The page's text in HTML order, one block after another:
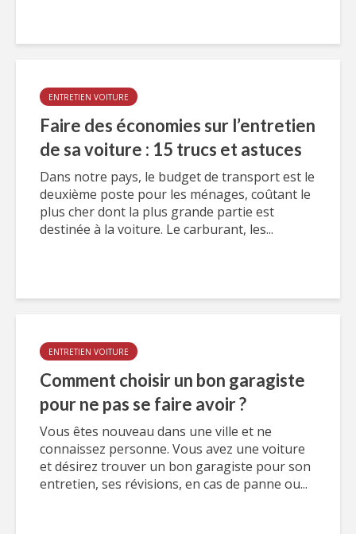
ENTRETIEN VOITURE
Faire des économies sur l’entretien
de sa voiture : 15 trucs et astuces
Dans notre pays, le budget de transport est le
deuxième poste pour les ménages, coûtant le
plus cher dont la plus grande partie est
destinée à la voiture. Le carburant, les...
ENTRETIEN VOITURE
Comment choisir un bon garagiste
pour ne pas se faire avoir ?
Vous êtes nouveau dans une ville et ne
connaissez personne. Vous avez une voiture
et désirez trouver un bon garagiste pour son
entretien, ses révisions, en cas de panne ou...